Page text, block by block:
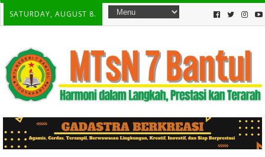
SATURDAY, AUGUST 8.